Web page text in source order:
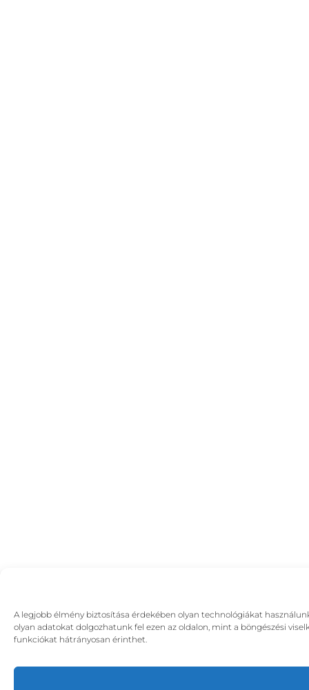
A legjobb élmény biztosítása érdekében olyan technológiákat
olyan adatokat dolgozhatunk fel ezen az oldalon, mint a böngészési
funkciókat hátrányosan érinthet.